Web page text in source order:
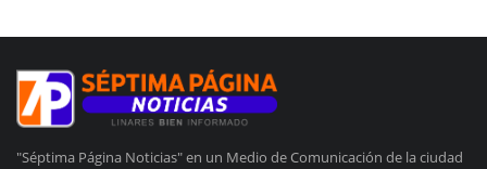
"Séptima Página Noticias" en un Medio de Comunicación de la ciudad